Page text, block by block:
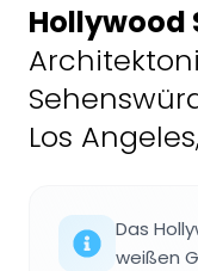
Hollywood
Los
Das
weißen